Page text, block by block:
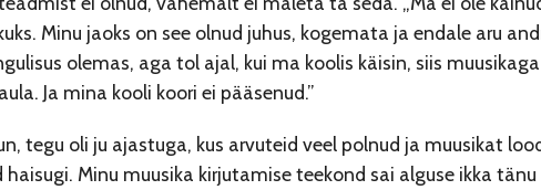
Minu jaoks on see olnud juhus, kogemata ja endale aru
olemas, aga tol ajal, kui ma koolis käisin, siis
Ja mina kooli koori ei pääsenud.”
tegu oli ju ajastuga, kus arvuteid veel polnud ja muusikat
haisugi. Minu muusika kirjutamise teekond sai alguse ikka